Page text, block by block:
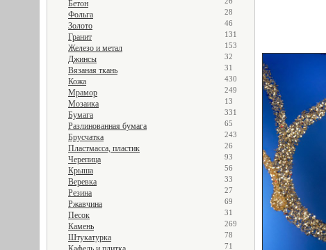
Бетон
Фольга 28
Золото 46
Гранит 131
Железо и метал 153
Джинсы 32
Вязаная ткань 31
Кожа 430
Мрамор 249
Мозаика 13
Бумага 331
Разлинованная бумага 65
Брусчатка 243
Пластмасса, пластик 26
Черепица 93
Крыша 56
Веревка 33
Резина 27
Ржавчина 69
Песок 31
Камень 269
Штукатурка 78
71